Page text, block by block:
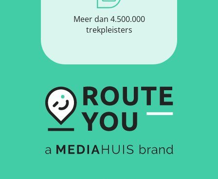
Meer dan 4.500.000
trekpleisters